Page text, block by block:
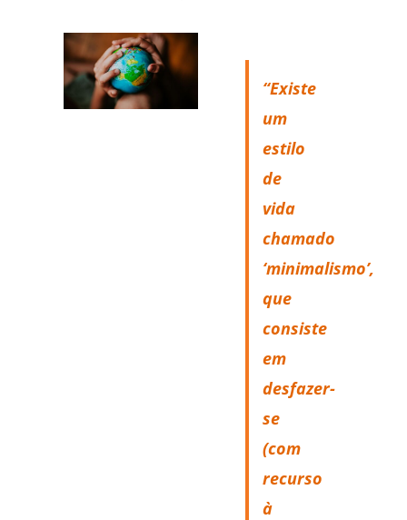
“Existe
um
estilo
de
vida
chamado
‘minimalismo’,
que
consiste
em
desfazer-
se
(com
recurso
à